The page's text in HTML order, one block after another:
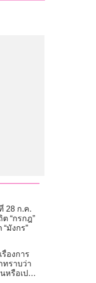
28 ก.ค.
“กรกฎ”
มังกร”
องการ
ทราบว่า
หรือเปล่า